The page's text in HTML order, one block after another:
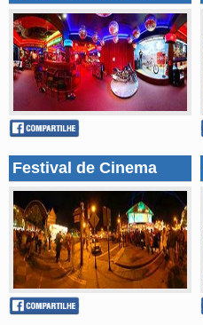
Festival de Cinema